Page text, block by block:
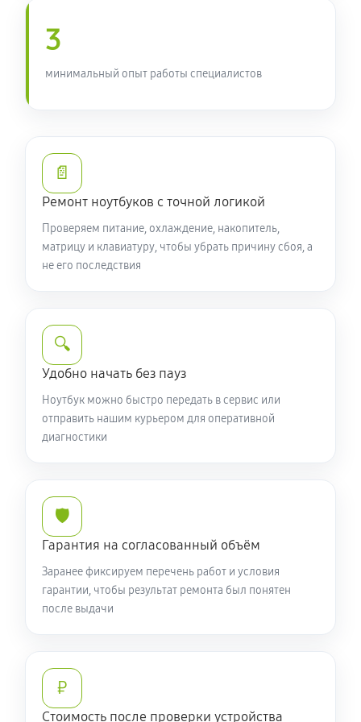
Замена южного моста ноутбука Acer 3 SF314-59-
5414 (NX.A5UER.003)
Настройка Wi-Fi ноутбука Acer 3 SF314-59-5414
(NX.A5UER.003)
Ремонт петель крышки
1010 руб 50 минут
Установка драйверов ноутбука Acer 3 SF314-59-
5414 (NX.A5UER.003)
620 руб 120 минут
Ремонт цепей питания
2130 руб 60 минут
Замена видеокарты ноутбука Acer 3 SF314-59-5414
(NX.A5UER.003)
Ремонт разъема питания
3
минимальный опыт работы специалистов
📄
Ремонт ноутбуков с точной логикой
Проверяем питание, охлаждение, накопитель,
матрицу и клавиатуру, чтобы убрать причину сбоя, а
не его последствия
🔍
Удобно начать без пауз
Ноутбук можно быстро передать в сервис или
отправить нашим курьером для оперативной
диагностики
🛡️
Гарантия на согласованный объём
Заранее фиксируем перечень работ и условия
гарантии, чтобы результат ремонта был понятен
после выдачи
₽
Стоимость после проверки устройства